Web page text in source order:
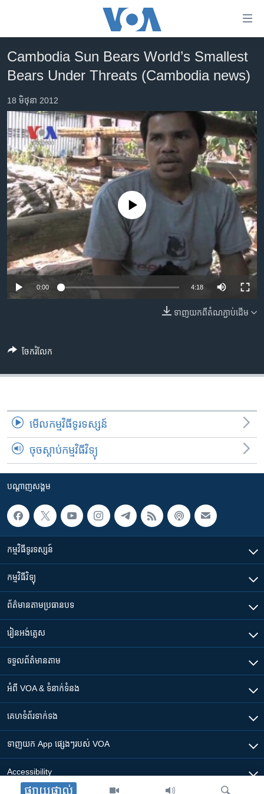
ទាក់ទង
រំលង​
និង​
ចូល​
ទំព័រ​
ព័ត៌មាន​​
តែ​
ម្តង
រំលង​
និង​
ចូល​
រចនា
រំលង​
កាន់​
ស្វែង​
កម្ពុជា
អន្តរជាតិ
អាមេរិក
ចិន
ហេឡូវីអូអេ
កម្ពុជាច្នៃប្រតិដ្ឋ
ព្រឹត្តិការណ៍ព័ត៌មាន
ទូរទស្សន៍ / វីដេអូ​
វិទ្យុ / ផតខាសថ៍
កម្មវិធីទាំងអស់
Khmer English
ភាសា
ផ្សាយផ្ទាល់
Cambodia Sun Bears World’s Smallest
Bears Under Threats (Cambodia news)
18 មិថុនា 2012
No media source currently available
0:00 4:18
ទាញ​យក​ពី​តំណភ្ជាប់​ដើម
ចែករំលែក
មើល​កម្មវិធី​ទូរទស្សន៍
ចុចស្តាប់កម្មវិធីវិទ្យុ
បណ្តាញ​សង្គម
កម្មវិធី​ទូរទស្សន៍
កម្មវិធី​វិទ្យុ
ព័ត៌មាន​តាមប្រធានបទ​
រៀន​​អង់គ្លេស
ទទួល​ព័ត៌មាន​តាម
អំពី​ VOA & ទំនាក់ទំនង
គេហទំព័រ​​ទាក់ទង
ទាញយក​ App ផ្សេងៗ​របស់​ VOA
Accessibility